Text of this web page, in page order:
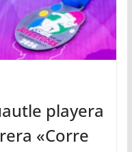
playera
«Corre